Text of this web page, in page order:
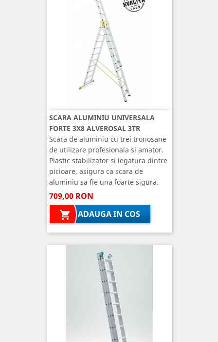
SCARA ALUMINIU UNIVERSALA
FORTE 3X8 ALVEROSAL 3TR
Scara de aluminiu cu trei tronosane
de utilizare profesionala si amator.
Plastic stabilizator si legatura dintre
picioare, asigura ca scara de
aluminiu sa fie una foarte sigura.
709,00 RON
 ADAUGA IN COS